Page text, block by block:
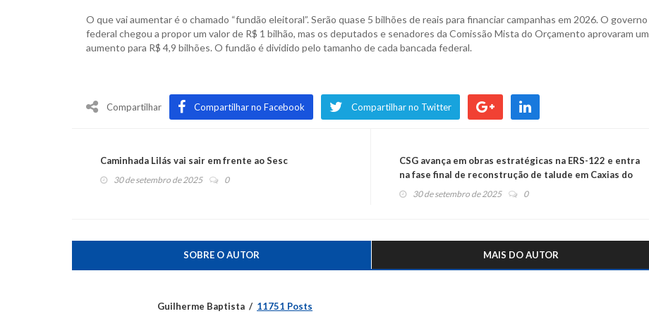
O que vai aumentar é o chamado “fundão eleitoral”. Serão quase 5 bilhões de reais para financiar campanhas em 2026. O governo
federal chegou a propor um valor de R$ 1 bilhão, mas os deputados e senadores da Comissão Mista do Orçamento aprovaram um
aumento para R$ 4,9 bilhões. O fundão é dividido pelo tamanho de cada bancada federal.
Compartilhar Compartilhar no Facebook Compartilhar no Twitter
Caminhada Lilás vai sair em frente ao Sesc
30 de setembro de 2025 0
CSG avança em obras estratégicas na ERS-122 e entra
na fase final de reconstrução de talude em Caxias do
Sul 30 de setembro de 2025 0
SOBRE O AUTOR MAIS DO AUTOR
Guilherme Baptista 11751 Posts